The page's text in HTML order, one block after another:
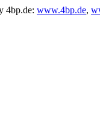
4bp.de: www.4bp.de,